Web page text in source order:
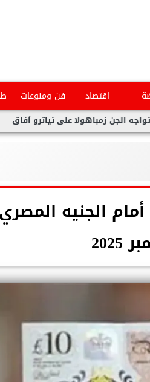
اقتصاد فن ومنوعات
الأحد على تياترو آفاق
الجنيه